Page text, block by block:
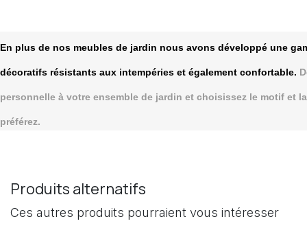
En plus de nos meubles de jardin nous avons développé une
décoratifs résistants aux intempéries et également confortable.
personnelle à votre ensemble de jardin et choisissez le motif et
préférez.
Produits alternatifs
Ces autres produits pourraient vous intéresser